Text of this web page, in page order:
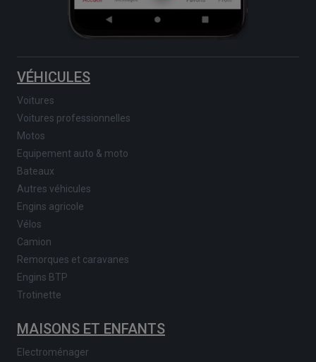
VÉHICULES
Voitures
Voitures professionnelles
Motos
Equipement auto & moto
Bateaux
Autres véhicules
Engins agricole
Vélos
Camion
Remorques et caravanes
Engins BTP
Trotinette
MAISONS ET ENFANTS
Electroménager